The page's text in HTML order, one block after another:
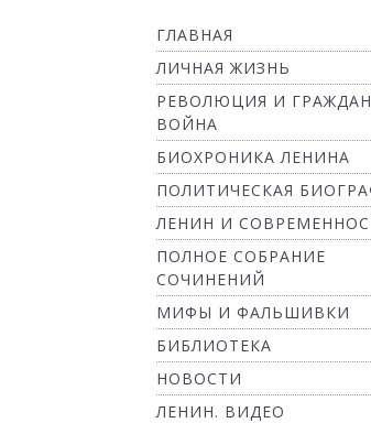
ГЛАВНАЯ
ЛИЧНАЯ ЖИЗНЬ
РЕВОЛЮЦИЯ И
ВОЙНА
БИОХРОНИКА ЛЕНИНА
ПОЛИТИЧЕСКАЯ
ЛЕНИН И
ПОЛНОЕ СОБРАНИЕ
СОЧИНЕНИЙ
МИФЫ И ФАЛЬШИВКИ
БИБЛИОТЕКА
НОВОСТИ
ЛЕНИН. ВИДЕО